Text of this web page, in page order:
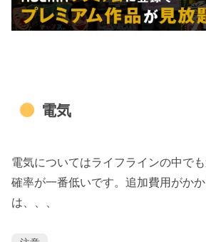
電気
電気についてはライフラインの中で
確率が一番低いです。追加費用がか
は、、、